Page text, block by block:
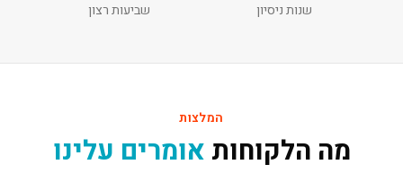
שנות ניסיון שביעות רצון
המלצות
מה הלקוחות אומרים עלינו